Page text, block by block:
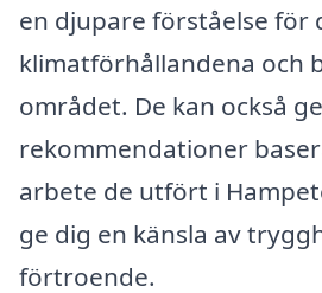
en djupare förståelse för
klimatförhållandena och
området. De kan också ge
rekommendationer
arbete de utfört i
ge dig en känsla av
förtroende.